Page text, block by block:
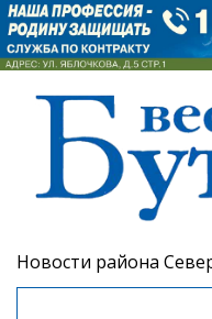
Новости района